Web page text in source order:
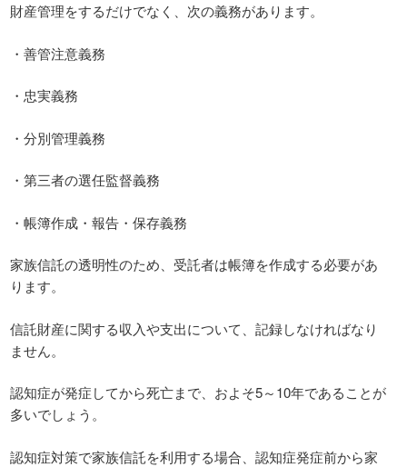
財産管理をするだけでなく、次の義務があります。
・善管注意義務
・忠実義務
・分別管理義務
・第三者の選任監督義務
・帳簿作成・報告・保存義務
家族信託の透明性のため、受託者は帳簿を作成する必要があ
ります。
信託財産に関する収入や支出について、記録しなければなり
ません。
認知症が発症してから死亡まで、およそ5～10年であることが
多いでしょう。
認知症対策で家族信託を利用する場合、認知症発症前から家